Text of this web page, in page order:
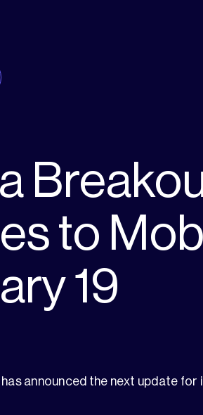
to
19
has announced the next update